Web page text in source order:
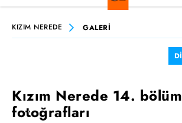
KIZIM NEREDE GALERİ
Kızım Nerede 14. bölüm
fotoğrafları